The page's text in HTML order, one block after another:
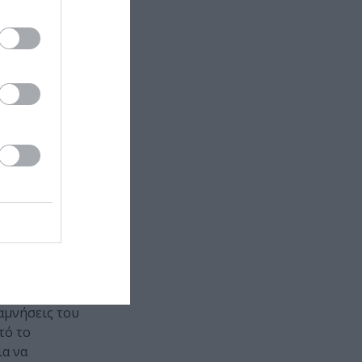
των
Δεν
όμως
και
της
την
για να
ο
του
το
να